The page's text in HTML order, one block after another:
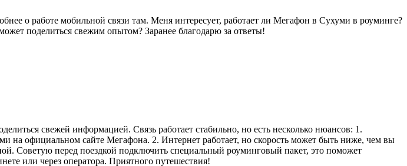
о работе мобильной связи там. Меня интересует, работает ли Мегафон в Сухуми в роуминге?
поделиться свежим опытом? Заранее благодарю за ответы!
свежей информацией. Связь работает стабильно, но есть несколько нюансов: 1.
на официальном сайте Мегафона. 2. Интернет работает, но скорость может быть ниже, чем вы
Советую перед поездкой подключить специальный роуминговый пакет, это поможет
или через оператора. Приятного путешествия!